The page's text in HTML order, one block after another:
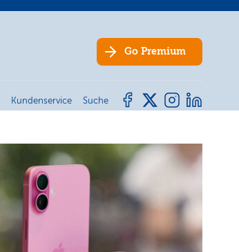
Go Premium
Kundenservice Suche